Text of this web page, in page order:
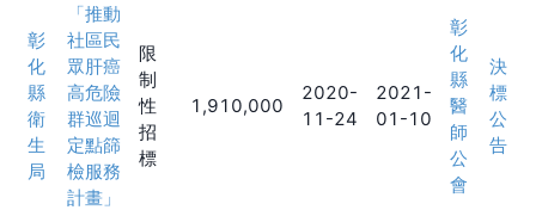
彰
化
縣
衛
生
局
「推動
社區民
眾肝癌
高危險
群巡迴
定點篩
檢服務
計畫」
限
制
性
招
標
1,910,000
2020-
11-24
2021-
01-10
彰
化
縣
醫
師
公
會
決
標
公
告